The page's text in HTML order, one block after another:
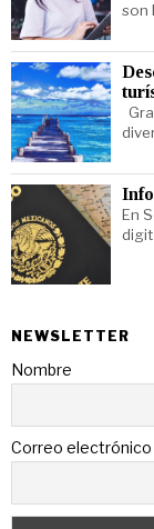
son
En
NEWSLETTER
Nombre
Correo electrónico